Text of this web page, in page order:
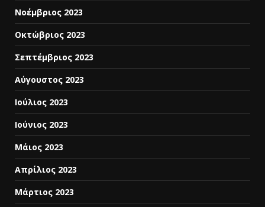
Νοέμβριος 2023
Οκτώβριος 2023
Σεπτέμβριος 2023
Αύγουστος 2023
Ιούλιος 2023
Ιούνιος 2023
Μάιος 2023
Απρίλιος 2023
Μάρτιος 2023